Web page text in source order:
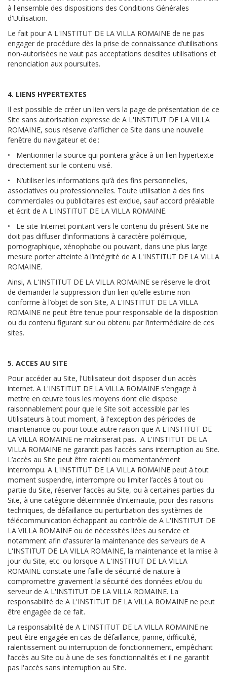
à l'ensemble des dispositions des Conditions Générales
d'Utilisation.
Le fait pour A L'INSTITUT DE LA VILLA ROMAINE de ne pas
engager de procédure dès la prise de connaissance d’utilisations
non-autorisées ne vaut pas acceptations desdites utilisations et
renonciation aux poursuites.
4. LIENS HYPERTEXTES
Il est possible de créer un lien vers la page de présentation de ce
Site sans autorisation expresse de A L'INSTITUT DE LA VILLA
ROMAINE, sous réserve d’afficher ce Site dans une nouvelle
fenêtre du navigateur et de :
• Mentionner la source qui pointera grâce à un lien hypertexte
directement sur le contenu visé.
• N’utiliser les informations qu’à des fins personnelles,
associatives ou professionnelles. Toute utilisation à des fins
commerciales ou publicitaires est exclue, sauf accord préalable
et écrit de A L'INSTITUT DE LA VILLA ROMAINE.
• Le site Internet pointant vers le contenu du présent Site ne
doit pas diffuser d’informations à caractère polémique,
pornographique, xénophobe ou pouvant, dans une plus large
mesure porter atteinte à l’intégrité de A L'INSTITUT DE LA VILLA
ROMAINE.
Ainsi, A L'INSTITUT DE LA VILLA ROMAINE se réserve le droit
de demander la suppression d’un lien qu’elle estime non
conforme à l’objet de son Site, A L'INSTITUT DE LA VILLA
ROMAINE ne peut être tenue pour responsable de la disposition
ou du contenu figurant sur ou obtenu par l’intermédiaire de ces
sites.
5. ACCES AU SITE
Pour accéder au Site, l'Utilisateur doit disposer d'un accès
internet. A L'INSTITUT DE LA VILLA ROMAINE s'engage à
mettre en œuvre tous les moyens dont elle dispose
raisonnablement pour que le Site soit accessible par les
Utilisateurs à tout moment, à l'exception des périodes de
maintenance ou pour toute autre raison que A L'INSTITUT DE
LA VILLA ROMAINE ne maîtriserait pas. A L'INSTITUT DE LA
VILLA ROMAINE ne garantit pas l'accès sans interruption au Site.
L’accès au Site peut être ralenti ou momentanément
interrompu. A L'INSTITUT DE LA VILLA ROMAINE peut à tout
moment suspendre, interrompre ou limiter l’accès à tout ou
partie du Site, réserver l’accès au Site, ou à certaines parties du
Site, à une catégorie déterminée d’internaute, pour des raisons
techniques, de défaillance ou perturbation des systèmes de
télécommunication échappant au contrôle de A L'INSTITUT DE
LA VILLA ROMAINE ou de nécessités liées au service et
notamment afin d'assurer la maintenance des serveurs de A
L'INSTITUT DE LA VILLA ROMAINE, la maintenance et la mise à
jour du Site, etc. ou lorsque A L'INSTITUT DE LA VILLA
ROMAINE constate une faille de sécurité de nature à
compromettre gravement la sécurité des données et/ou du
serveur de A L'INSTITUT DE LA VILLA ROMAINE. La
responsabilité de A L'INSTITUT DE LA VILLA ROMAINE ne peut
être engagée de ce fait.
La responsabilité de A L'INSTITUT DE LA VILLA ROMAINE ne
peut être engagée en cas de défaillance, panne, difficulté,
ralentissement ou interruption de fonctionnement, empêchant
l’accès au Site ou à une de ses fonctionnalités et il ne garantit
pas l'accès sans interruption au Site.